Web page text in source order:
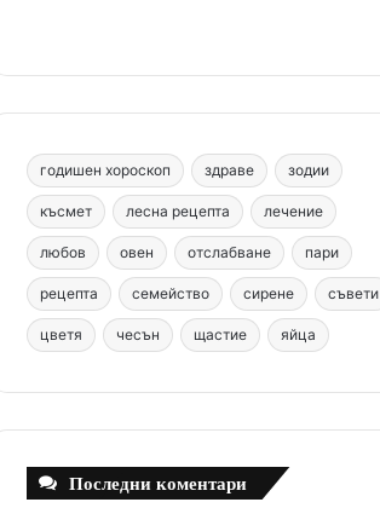
o
o
k
r
e
s
t
b
e
g
r
a
m
m
годишен хороскоп здраве зодии
късмет лесна рецепта лечение
любов овен отслабване пари
рецепта семейство сирене съвети
цветя чесън щастие яйца
Последни коментари